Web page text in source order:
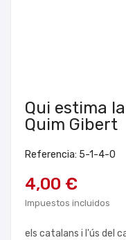
Qui estima
Quim Gibert
Referencia: 5-1-4-0
4,00 €
Impuestos incluidos
els catalans i l'ús del